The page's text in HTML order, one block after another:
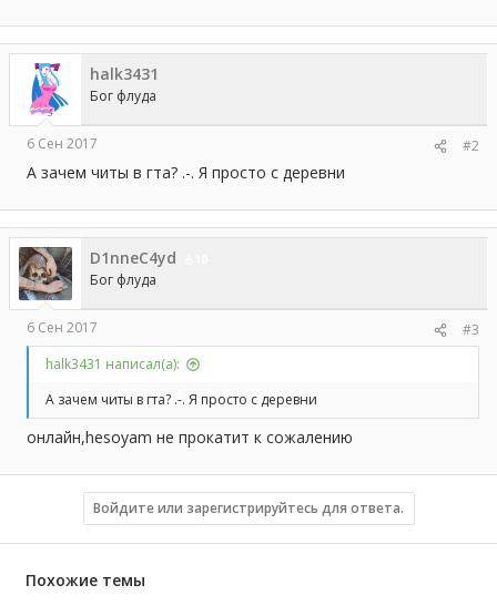
halk3431
Бог флуда
6 Сен 2017 #2
А зачем читы в гта? .-. Я просто с деревни
D1nneC4yd
Бог флуда
6 Сен 2017
#3
halk3431 написал(а):
А зачем читы в гта? .-. Я просто с деревни
онлайн,hesoyam не прокатит к сожалению
Войдите или зарегистрируйтесь для ответа.
Похожие темы